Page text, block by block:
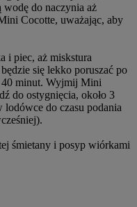
wodę do naczynia aż
Cocotte, uważając, aby
i piec, aż miskstura
się lekko poruszać po
40 minut. Wyjmij Mini
do ostygnięcia, około 3
do czasu podania
śmietany i posyp wiórkami